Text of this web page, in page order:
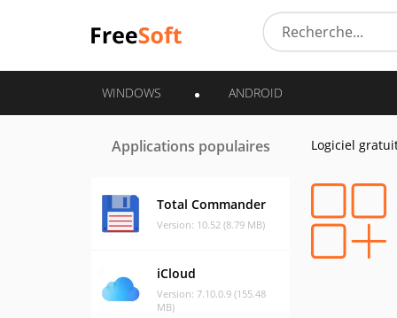
WINDOWS ANDROID
Applications populaires
Total Commander
Version: 10.52 (8.79 MB)
iCloud
Version: 7.10.0.9 (155.48
MB)
Logiciel